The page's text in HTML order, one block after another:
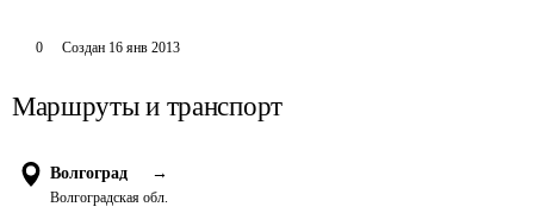
0 Создан 16 янв 2013
Маршруты и транспорт
Волгоград →
Волгоградская обл.